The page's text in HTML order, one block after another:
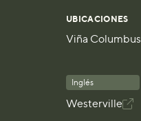
UBICACIONES
Viña Columbus
Inglés
Westerville